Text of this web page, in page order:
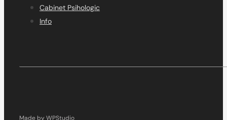
Cabinet Psihologic
Info
Made by WPStudio